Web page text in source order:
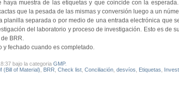
haya muestra de las etiquetas y que coincide con la
que la pesada de las mismas y conversión luego a un
planilla separada o por medio de una entrada electrónica que
del laboratorio y proceso de investigación. Esto es de
BRR.
y fechado cuando es completado.
bajo la categoria GMP.
(Bill of Material) BRR Check list, Conciliación, desvíos Etiquetas